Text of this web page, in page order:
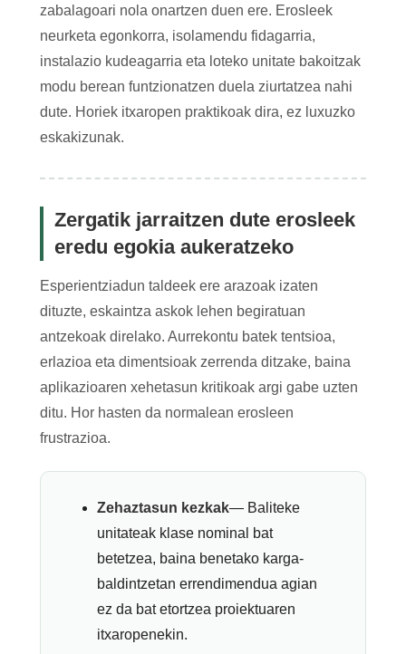
zabalagoari nola onartzen duen ere. Erosleek
neurketa egonkorra, isolamendu fidagarria,
instalazio kudeagarria eta loteko unitate bakoitzak
modu berean funtzionatzen duela ziurtatzea nahi
dute. Horiek itxaropen praktikoak dira, ez luxuzko
eskakizunak.
Zergatik jarraitzen dute erosleek
eredu egokia aukeratzeko
Esperientziadun taldeek ere arazoak izaten
dituzte, eskaintza askok lehen begiratuan
antzekoak direlako. Aurrekontu batek tentsioa,
erlazioa eta dimentsioak zerrenda ditzake, baina
aplikazioaren xehetasun kritikoak argi gabe uzten
ditu. Hor hasten da normalean erosleen
frustrazioa.
Zehaztasun kezkak— Baliteke
unitateak klase nominal bat
betetzea, baina benetako karga-
baldintzetan errendimendua agian
ez da bat etortzea proiektuaren
itxaropenekin.